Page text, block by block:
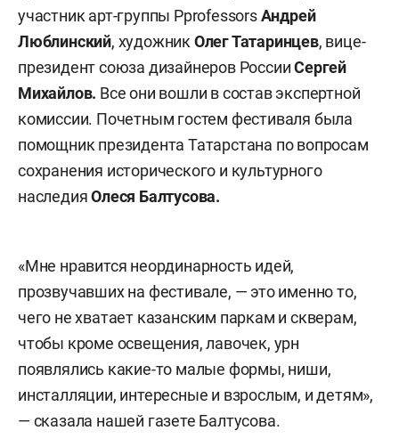
участник арт-группы PprofessorsАндрей
Люблинский, художник Олег Татаринцев, вице-
президент союза дизайнеров РоссииСергей
Михайлов. Все они вошли в состав экспертной
комиссии. Почетным гостем фестиваля была
помощник президента Татарстана по вопросам
сохранения исторического и культурного
наследияОлеся Балтусова.
«Мне нравится неординарность идей,
прозвучавших на фестивале, — это именно то,
чего не хватает казанским паркам и скверам,
чтобы кроме освещения, лавочек, урн
появлялись какие-то малые формы, ниши,
инсталляции, интересные и взрослым, и детям»,
— сказала нашей газете Балтусова.